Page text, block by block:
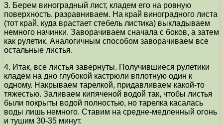
3. Берем виноградный лист, кладем его на ровную
поверхность, разравниваем. На край виноградного листа
(тот край, куда врастает стебель листика) выкладываем
немного начинки. Заворачиваем сначала с боков, а затем
как рулетик. Аналогичным способом заворачиваем все
остальные листья.
4. Итак, все листья завернуты. Получившиеся рулетики
кладем на дно глубокой кастрюли вплотную один к
одному. Накрываем тарелкой, придавливаем какой-то
тяжестью. Заливаем кипяченой водой так, чтобы листья
были покрыты водой полностью, но тарелка касалась
воды лишь немного. Ставим на средне-медленный огонь
и тушим 30-35 минут.